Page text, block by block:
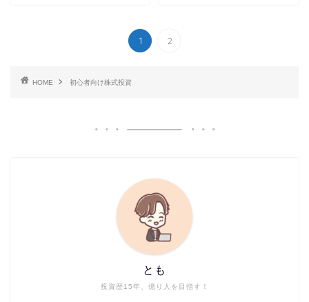
1 2
HOME 初心者向け株式投資
投資歴15年、億り人を目指す！
とも